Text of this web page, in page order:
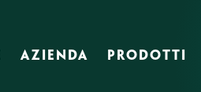
AZIENDA PRODOTTI